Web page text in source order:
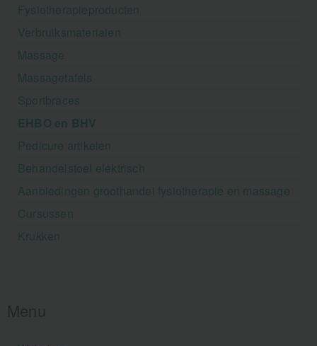
Fysiotherapieproducten
Verbruiksmaterialen
Massage
Massagetafels
Sportbraces
EHBO en BHV
Pedicure artikelen
Behandelstoel elektrisch
Aanbiedingen groothandel fysiotherapie en massage
Cursussen
Krukken